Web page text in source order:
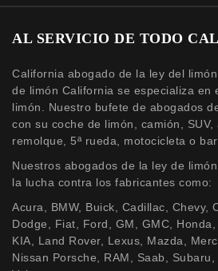
AL SERVICIO DE TODO
California abogado de la ley del
de limón California se especializa en
limón. Nuestro bufete de abogados
con su coche de limón, camión, SUV,
remolque, 5ª rueda, motocicleta o
Nuestros abogados de la ley de
la lucha contra los fabricantes como:
Acura, BMW, Buick, Cadillac, Chevy,
Dodge, Fiat, Ford, GM, GMC,
KIA, Land Rover, Lexus, Mazda,
Nissan Porsche, RAM, Saab, Subaru,